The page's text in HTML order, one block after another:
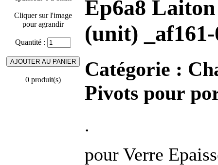
Cliquer sur l'image
pour agrandir
Quantité :
0 produit(s)
Ep6a8 Laiton
(unit)
Catégorie :
Pivots pour
.
pour Verre